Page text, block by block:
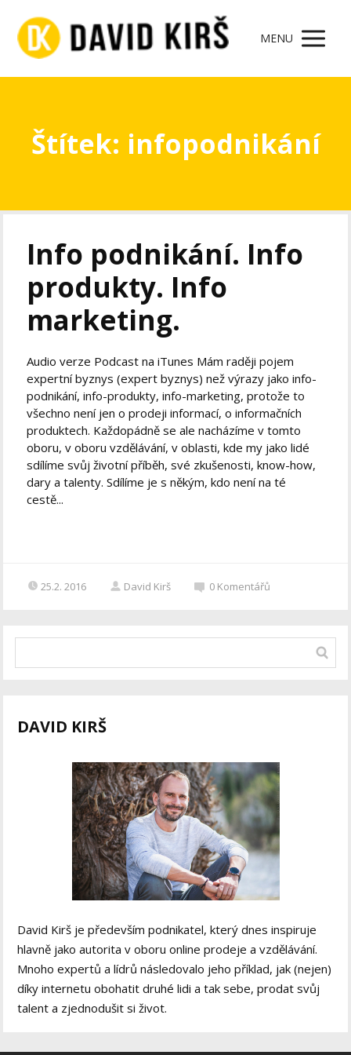
MENU
Štítek: infopodnikání
Info podnikání. Info
produkty. Info
marketing.
Audio verze Podcast na iTunes Mám raději pojem
expertní byznys (expert byznys) než výrazy jako info-
podnikání, info-produkty, info-marketing, protože to
všechno není jen o prodeji informací, o informačních
produktech. Každopádně se ale nacházíme v tomto
oboru, v oboru vzdělávání, v oblasti, kde my jako lidé
sdílíme svůj životní příběh, své zkušenosti, know-how,
dary a talenty. Sdílíme je s někým, kdo není na té
cestě...
25.2. 2016 David Kirš 0 Komentářů
DAVID KIRŠ
David Kirš je především podnikatel, který dnes inspiruje
hlavně jako autorita v oboru online prodeje a vzdělávání.
Mnoho expertů a lídrů následovalo jeho příklad, jak (nejen)
díky internetu obohatit druhé lidi a tak sebe, prodat svůj
talent a zjednodušit si život.